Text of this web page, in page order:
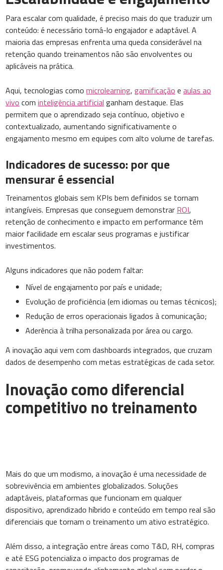
Para escalar com qualidade, é preciso mais do que traduzir um
conteúdo: é necessário torná-lo engajador e adaptável. A
maioria das empresas enfrenta uma queda considerável na
retenção quando treinamentos não são envolventes ou
aplicáveis na prática.
Aqui, tecnologias comomicrolearning,gamificação eaulas ao
vivo cominteligência artificial ganham destaque. Elas
permitem que o aprendizado seja contínuo, objetivo e
contextualizado, aumentando significativamente o
engajamento mesmo em equipes com alto volume de tarefas.
Indicadores de sucesso: por que
mensurar é essencial
Treinamentos globais sem KPIs bem definidos se tornam
intangíveis. Empresas que conseguem demonstrar ROI,
retenção de conhecimento e impacto em performance têm
maior facilidade em escalar seus programas e justificar
investimentos.
Alguns indicadores que não podem faltar:
Nível de engajamento por país e unidade;
Evolução de proficiência (em idiomas ou temas técnicos);
Redução de erros operacionais ligados à comunicação;
Aderência à trilha personalizada por área ou cargo.
A inovação aqui vem com dashboards integrados, que cruzam
dados de desempenho com metas estratégicas de cada setor.
Inovação como diferencial
competitivo no treinamento
Mais do que um modismo, a inovação é uma necessidade de
sobrevivência em ambientes globalizados. Soluções
adaptáveis, plataformas que funcionam em qualquer
dispositivo, aprendizado híbrido e conteúdo em tempo real são
diferenciais que tornam o treinamento um ativo estratégico.
Além disso, a integração entre áreas como T&D, RH, compras
e até ESG potencializa o impacto dos programas de